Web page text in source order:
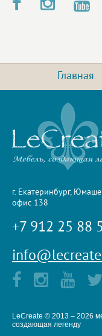
Главная
г. Екатеринбург,
офис 138
+7 912 25 88
LeCreate © 2013 – 2026
создающая легенду